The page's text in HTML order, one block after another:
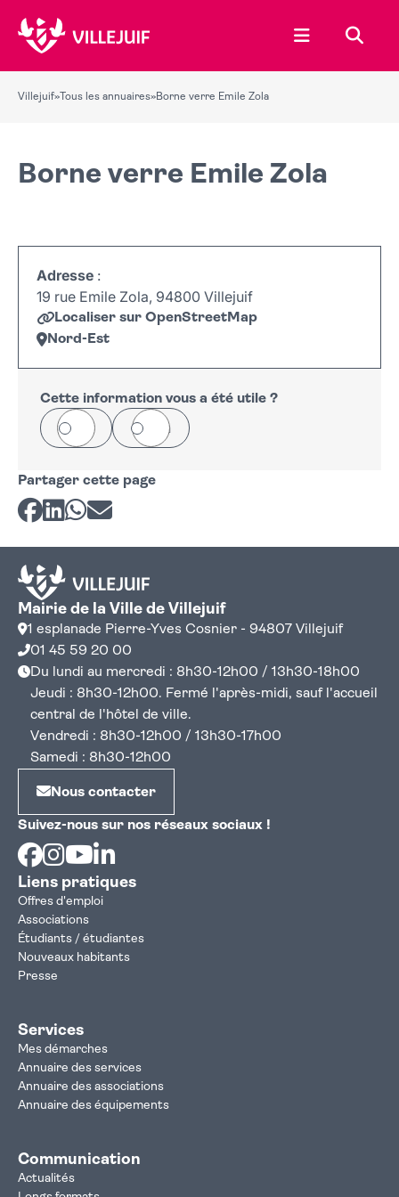
Ouvrir le
Villejuif» Tous les annuaires»Borne verre Emile Zola
Borne verre Emile Zola
Adresse :
19 rue Emile Zola, 94800 Villejuif
Localiser sur OpenStreetMap
Nord-Est
+
−
Cette information vous a été utile ?
Oui Non
Partager cette page
Partager sur Facebook
Partager sur LinkedIn
Partager sur Whatsapp
Partager par courriel
Mairie de la Ville de Villejuif
1 esplanade Pierre-Yves Cosnier - 94807 Villejuif
01 45 59 20 00
Du lundi au mercredi : 8h30-12h00 / 13h30-18h00
Jeudi : 8h30-12h00. Fermé l'après-midi, sauf l'accueil
central de l'hôtel de ville.
Vendredi : 8h30-12h00 / 13h30-17h00
Samedi : 8h30-12h00
Nous contacter
Suivez-nous sur nos réseaux sociaux !
Facebook
Instagram
Youtube
Liens pratiques
Offres d'emploi
Associations
Étudiants / étudiantes
Nouveaux habitants
Presse
Services
Mes démarches
Annuaire des services
Annuaire des associations
Annuaire des équipements
Communication
Actualités